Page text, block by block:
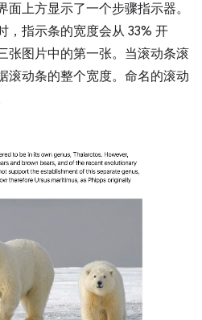
上方显示了一个步骤指示器。
，指示条的宽度会从 33% 开
张图片中的第一张。当滚动条滚
滚动条的整个宽度。命名的滚动